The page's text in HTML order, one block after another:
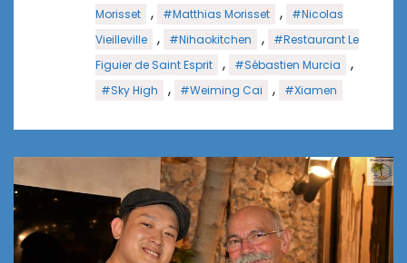
Morisset
, #Matthias Morisset ,
#Nicolas
Vieilleville
, #Nihaokitchen ,
#Restaurant Le
Figuier de Saint Esprit
, #Sébastien Murcia ,
#Sky High , #Weiming Cai , #Xiamen